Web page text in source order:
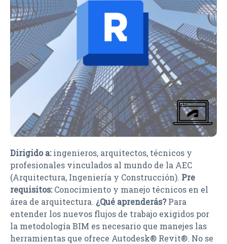
Dirigido a:ingenieros, arquitectos, técnicos y
profesionales vinculados al mundo de la AEC
(Arquitectura, Ingeniería y Construcción). Pre
requisitos:Conocimiento y manejo técnicos en el
área de arquitectura. ¿Qué aprenderás?Para
entender los nuevos flujos de trabajo exigidos por
la metodología BIM es necesario que manejes las
herramientas que ofrece Autodesk® Revit®. No se